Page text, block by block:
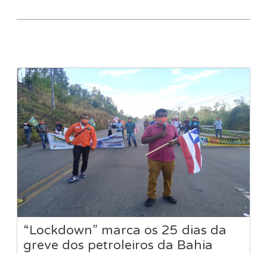
“Lockdown” marca os 25 dias da
greve dos petroleiros da Bahia